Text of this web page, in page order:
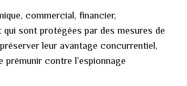
commercial, financier,
sont protégées par des mesures de
leur avantage concurrentiel,
prémunir contre l’espionnage